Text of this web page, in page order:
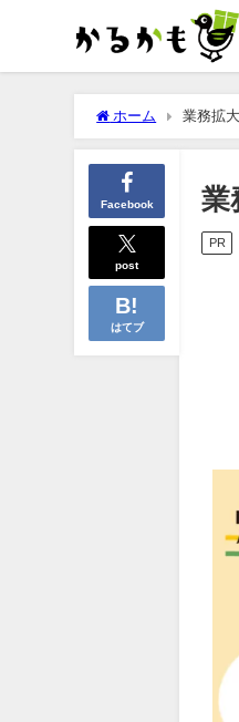
ホーム 業務拡
Facebook
post
はてブ
業
PR